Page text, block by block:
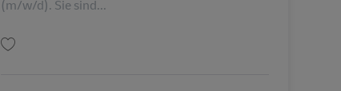
(m/w/d). Sie sind...